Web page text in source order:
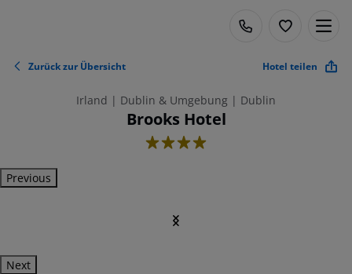
Zurück zur Übersicht Hotel teilen
Irland | Dublin & Umgebung | Dublin
Brooks Hotel
4
Previous
Next